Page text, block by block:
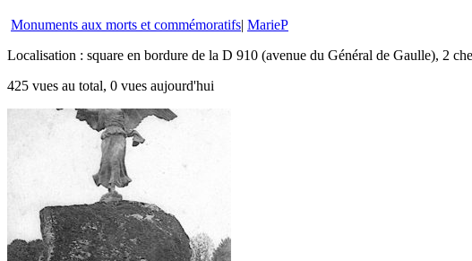
Monuments aux morts et commémoratifs| MarieP
Localisation : square en bordure de la D 910 (avenue du Général de Gaulle), 2
425 vues au total, 0 vues aujourd'hui